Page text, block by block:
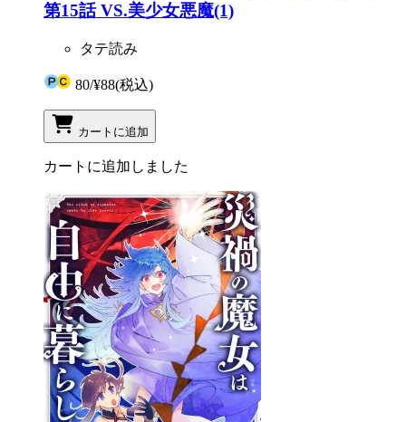
第15話 VS.美少女悪魔(1)
タテ読み
80/¥88(税込)
カートに追加
カートに追加しました